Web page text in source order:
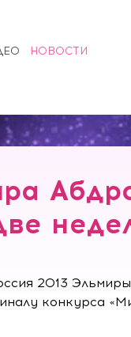
НОВОСТИ
2013 Эльмиры
конкурса